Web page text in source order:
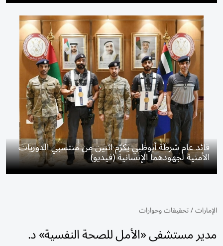
قائد عام شرطة أبوظبي يكرّم اثنين من منتسبي الدوريات
الأمنية لجهودهما الإنسانية (فيديو)
الإمارات/تحقيقات وحوارات
مدير مستشفى «الأمل للصحة النفسية» د.